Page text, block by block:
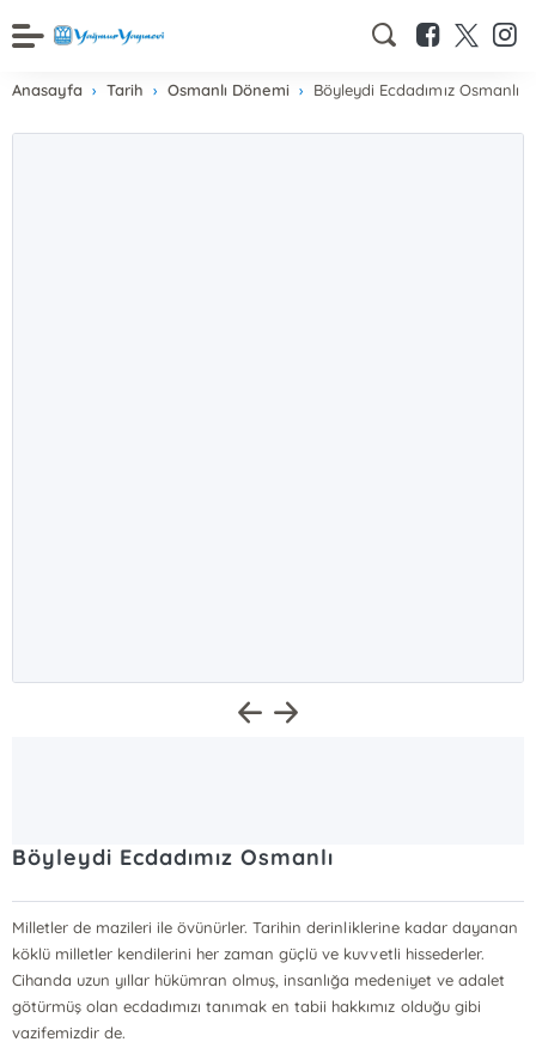
Anasayfa Tarih Osmanlı Dönemi Böyleydi Ecdadımız Osmanlı
Böyleydi Ecdadımız Osmanlı
Milletler de mazileri ile övünürler. Tarihin derinliklerine kadar dayanan
köklü milletler kendilerini her zaman güçlü ve kuvvetli hissederler.
Cihanda uzun yıllar hükümran olmuş, insanlığa medeniyet ve adalet
götürmüş olan ecdadımızı tanımak en tabii hakkımız olduğu gibi
vazifemizdir de.